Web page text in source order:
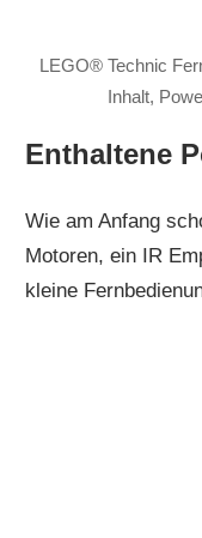
LEGO® Technic
Inhalt,
Enthaltene
Wie am Anfang
Motoren, ein IR
kleine